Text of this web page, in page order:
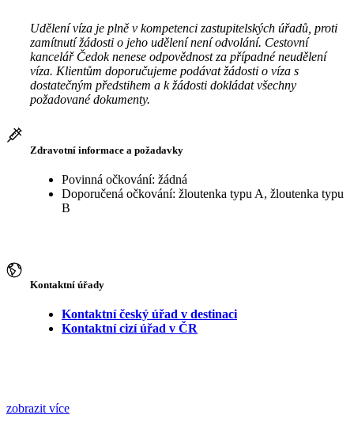
Udělení víza je plně v kompetenci zastupitelských úřadů, proti
zamítnutí žádosti o jeho udělení není odvolání. Cestovní
kancelář Čedok nenese odpovědnost za případné neudělení
víza. Klientům doporučujeme podávat žádosti o víza s
dostatečným předstihem a k žádosti dokládat všechny
požadované dokumenty.
Zdravotní informace a požadavky
Povinná očkování: žádná
Doporučená očkování: žloutenka typu A, žloutenka typu
B
Kontaktní úřady
Kontaktní český úřad v destinaci
Kontaktní cizí úřad v ČR
zobrazit více